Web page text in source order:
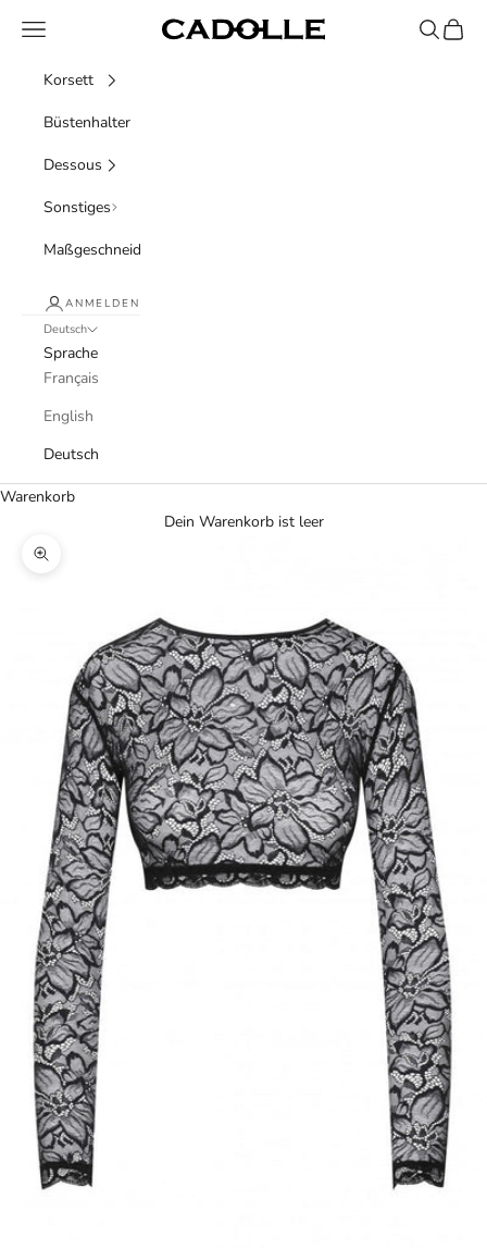
Cadolle
Menü Suchen
Korsett
Büstenhalter
Dessous
Sonstiges
Maßgeschneidert
ANMELDEN
Deutsch
Sprache
Français
English
Deutsch
Warenkorb
Dein Warenkorb ist leer
Bild vergrößern